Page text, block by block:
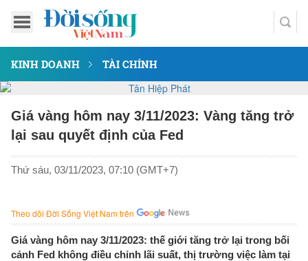
KINH DOANH TÀI CHÍNH
Giá vàng hôm nay 3/11/2023: Vàng tăng trở
lại sau quyết định của Fed
Thứ sáu, 03/11/2023, 07:10 (GMT+7)
Theo dõi Đời Sống Việt Nam trên
Giá vàng hôm nay 3/11/2023: thế giới tăng trở lại trong bối
cảnh Fed không điều chỉnh lãi suất, thị trường việc làm tại